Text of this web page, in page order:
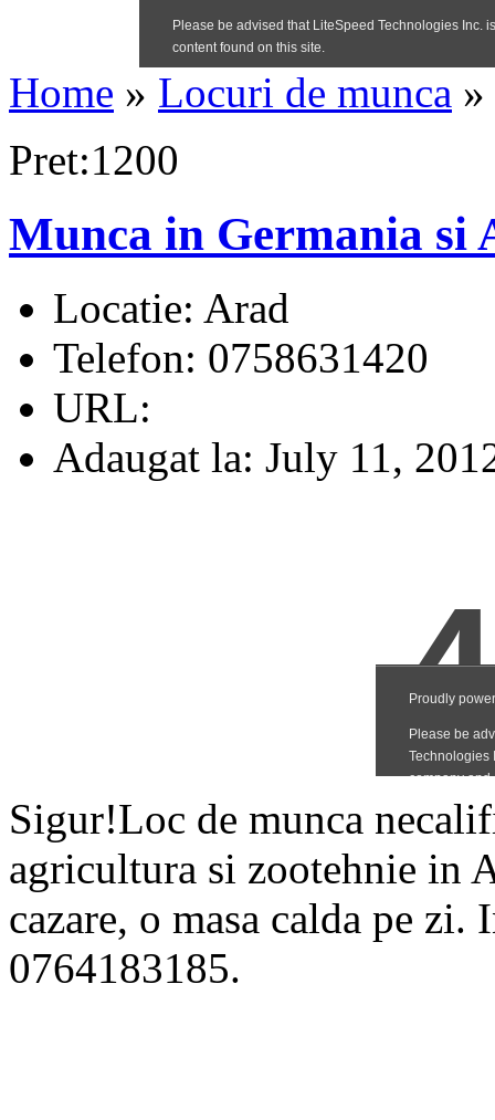
Home » Locuri de munca »
Pret:1200
Munca in Germania si
Locatie: Arad
Telefon: 0758631420
URL:
Adaugat la: July 11,
Sigur!Loc de munca
agricultura si zootehnie in
cazare, o masa calda pe
0764183185.